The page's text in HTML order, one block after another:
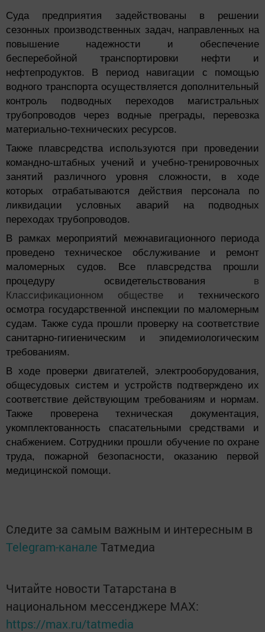
Суда предприятия задействованы в решении
сезонных производственных задач, направленных на
повышение надежности и обеспечение
бесперебойной транспортировки нефти и
нефтепродуктов. В период навигации с помощью
водного транспорта осуществляется дополнительный
контроль подводных переходов магистральных
трубопроводов через водные преграды, перевозка
материально-технических ресурсов.
Также плавсредства используются при проведении
командно-штабных учений и учебно-тренировочных
занятий различного уровня сложности, в ходе
которых отрабатываются действия персонала по
ликвидации условных аварий на подводных
переходах трубопроводов.
В рамках мероприятий межнавигационного периода
проведено техническое обслуживание и ремонт
маломерных судов. Все плавсредства прошли
процедуру освидетельствования в
Классификационном обществе и технического
осмотра государственной инспекции по маломерным
судам. Также суда прошли проверку на соответствие
санитарно-гигиеническим и эпидемиологическим
требованиям.
В ходе проверки двигателей, электрооборудования,
общесудовых систем и устройств подтверждено их
соответствие действующим требованиям и нормам.
Также проверена техническая документация,
укомплектованность спасательными средствами и
снабжением. Сотрудники прошли обучение по охране
труда, пожарной безопасности, оказанию первой
медицинской помощи.
Следите за самым важным и интересным в
Telegram-канале Татмедиа
Читайте новости Татарстана в
национальном мессенджере MАХ:
https://max.ru/tatmedia